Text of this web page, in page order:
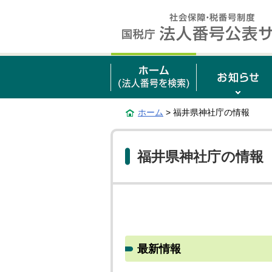
ホーム > 福井県神社庁の情報
福井県神社庁の情報
最新情報